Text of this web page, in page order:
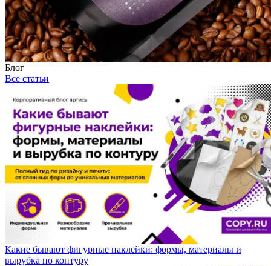
Блог
Все статьи
Какие бывают фигурные наклейки: формы, материалы и
вырубка по контуру